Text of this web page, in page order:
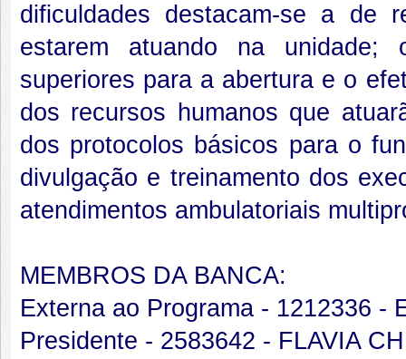
dificuldades destacam-se a de
estarem atuando na unidade;
superiores para a abertura e o
dos recursos humanos que
dos protocolos básicos para o
divulgação e treinamento dos
atendimentos ambulatoriais
MEMBROS DA BANCA:
Externa ao Programa - 1212336 -
Presidente - 2583642 - FLAVIA